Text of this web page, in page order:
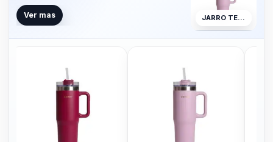
Ver mas JARRO TERMICO